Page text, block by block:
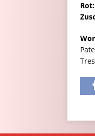
Rot: